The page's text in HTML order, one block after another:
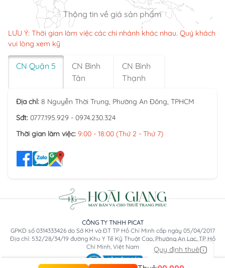
Quy định thuê
Thông tin về giá sản phẩm
LƯU Ý: Thời gian làm việc các chi nhánh khác nhau. Quý khách
vui lòng xem kỹ
CN Quận 5
CN Bình
Tân
CN Bình
Thạnh
Địa chỉ: 8 Nguyễn Thời Trung, Phường An Đông, TPHCM
Sđt: 0777.195.929 - 0974.230.324
Thời gian làm việc: 9:00 - 18:00 (Thứ 2 - Thứ 7)
CÔNG TY TNHH PICAT
GPKD số 0314333426 do Sở KH và ĐT TP Hồ Chí Minh cấp ngày 05/04/2017
Địa chỉ: 532/28/34/19 đường Khu Y Tế Kỹ Thuật Cao, Phường An Lạc, TP Hồ
Chí Minh, Việt Nam